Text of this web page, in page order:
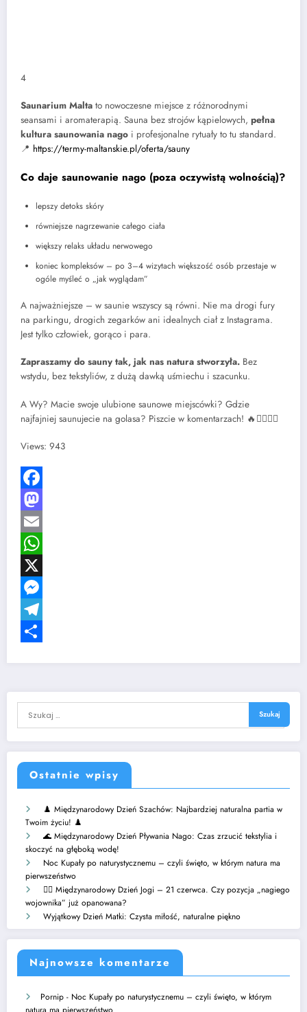
4
Saunarium Malta to nowoczesne miejsce z różnorodnymi
seansami i aromaterapią. Sauna bez strojów kąpielowych, pełna
kultura saunowania nago i profesjonalne rytuały to tu standard.
📍 https://termy-maltanskie.pl/oferta/sauny
Co daje saunowanie nago (poza oczywistą wolnością)?
lepszy detoks skóry
równiejsze nagrzewanie całego ciała
większy relaks układu nerwowego
koniec kompleksów – po 3–4 wizytach większość osób przestaje w
ogóle myśleć o „jak wyglądam”
A najważniejsze – w saunie wszyscy są równi. Nie ma drogi fury
na parkingu, drogich zegarków ani idealnych ciał z Instagrama.
Jest tylko człowiek, gorąco i para.
Zapraszamy do sauny tak, jak nas natura stworzyła. Bez
wstydu, bez tekstyliów, z dużą dawką uśmiechu i szacunku.
A Wy? Macie swoje ulubione saunowe miejscówki? Gdzie
najfajniej saunujecie na golasa? Piszcie w komentarzach! 🔥🧖‍♂️🧖‍♀️
Views: 943
Facebook
Mastodon
Email
WhatsApp
X
Messenger
Telegram
Ostatnie wpisy
♟️ Międzynarodowy Dzień Szachów: Najbardziej naturalna partia w
Twoim życiu! ♟️
🌊 Międzynarodowy Dzień Pływania Nago: Czas zrzucić tekstylia i
skoczyć na głęboką wodę!
Noc Kupały po naturystycznemu – czyli święto, w którym natura ma
pierwszeństwo
🧘‍♂️ Międzynarodowy Dzień Jogi – 21 czerwca. Czy pozycja „nagiego
wojownika” już opanowana?
Wyjątkowy Dzień Matki: Czysta miłość, naturalne piękno
Najnowsze komentarze
Pornip - Noc Kupały po naturystycznemu – czyli święto, w którym